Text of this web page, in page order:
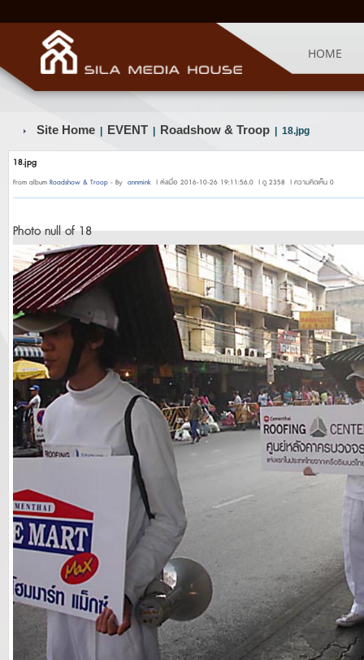
HOME
Site Home EVENT Roadshow & Troop | 18.jpg
18.jpg
From album Roadshow & Troop - By annmink | ส่งเมื่อ 2016-10-26 19:11:56.0 | ดู 2358 | ความคิดเห็น 0
Photo null of 18